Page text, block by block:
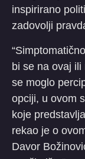
inspirirano
zadovolji
bi se na ovaj
se moglo
opciji, u ovom
koje
rekao je o
Davor